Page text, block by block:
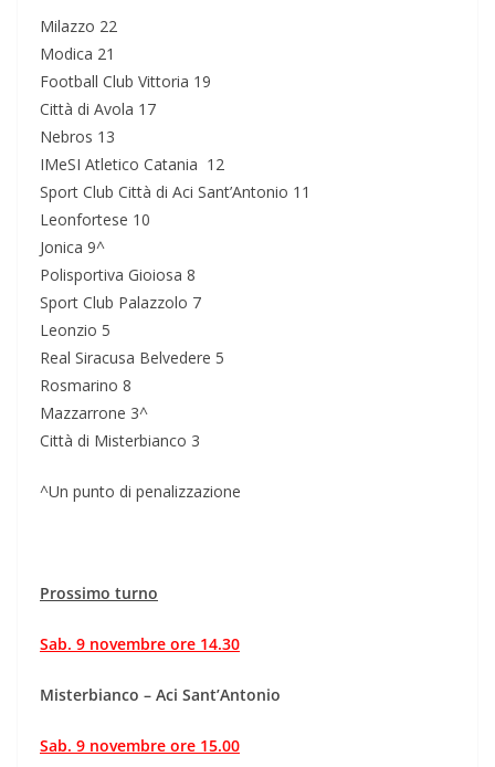
Milazzo 22
Modica 21
Football Club Vittoria 19
Città di Avola 17
Nebros 13
IMeSI Atletico Catania 12
Sport Club Città di Aci Sant’Antonio 11
Leonfortese 10
Jonica 9^
Polisportiva Gioiosa 8
Sport Club Palazzolo 7
Leonzio 5
Real Siracusa Belvedere 5
Rosmarino 8
Mazzarrone 3^
Città di Misterbianco 3
^Un punto di penalizzazione
Prossimo turno
Sab. 9 novembre ore 14.30
Misterbianco – Aci Sant’Antonio
Sab. 9 novembre ore 15.00